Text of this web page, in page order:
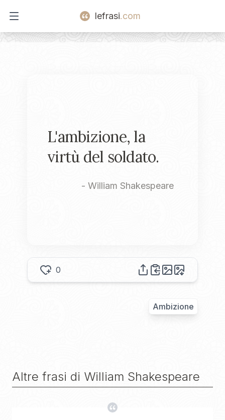
Open main menu
lefrasi.com
L'ambizione, la
virtù del soldato.
- William Shakespeare
0
Ambizione
Altre frasi di William Shakespeare